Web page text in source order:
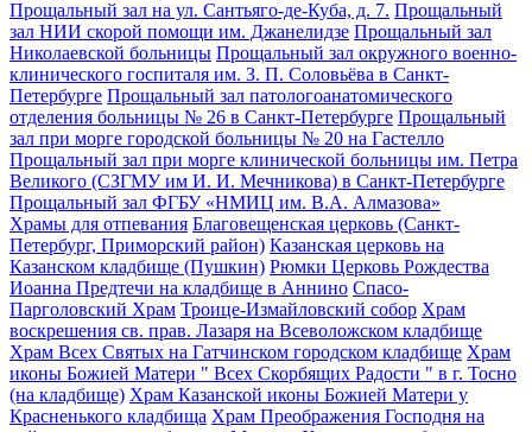
Прощальный зал на ул. Сантьяго-де-Куба, д. 7. Прощальный
зал НИИ скорой помощи им. Джанелидзе Прощальный зал
Николаевской больницы Прощальный зал окружного военно-
клинического госпиталя им. З. П. Соловьёва в Санкт-
Петербурге Прощальный зал патологоанатомического
отделения больницы № 26 в Санкт-Петербурге Прощальный
зал при морге городской больницы № 20 на Гастелло
Прощальный зал при морге клинической больницы им. Петра
Великого (СЗГМУ им И. И. Мечникова) в Санкт-Петербурге
Прощальный зал ФГБУ «НМИЦ им. В.А. Алмазова»
Храмы для отпевания Благовещенская церковь (Санкт-
Петербург, Приморский район) Казанская церковь на
Казанском кладбище (Пушкин) Рюмки Церковь Рождества
Иоанна Предтечи на кладбище в Аннино Спасо-
Парголовский Храм Троице-Измайловский собор Храм
воскрешения св. прав. Лазаря на Всеволожском кладбище
Храм Всех Святых на Гатчинском городском кладбище Храм
иконы Божией Матери " Всех Скорбящих Радости " в г. Тосно
(на кладбище) Храм Казанской иконы Божией Матери у
Красненького кладбища Храм Преображения Господня на